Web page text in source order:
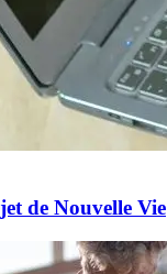
de Nouvelle Vie